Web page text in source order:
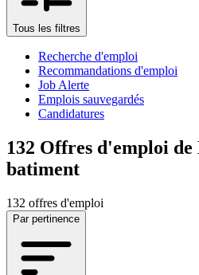
Tous les filtres
Recherche d'emploi
Recommandations d'emploi
Job Alerte
Emplois sauvegardés
Candidatures
132 Offres d'emploi de
batiment
132 offres d'emploi
Par pertinence